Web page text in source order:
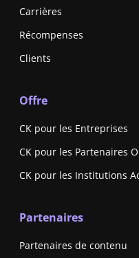
Carrières
Récompenses
Clients
Offre
CK pour les Entreprises
CK pour les Partenaires
CK pour les Institutions
Partenaires
Partenaires de contenu